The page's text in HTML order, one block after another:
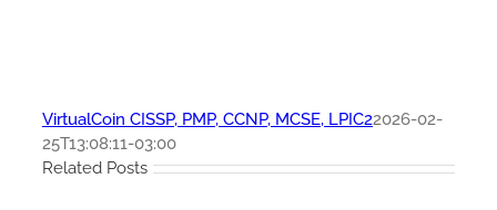
VirtualCoin CISSP, PMP, CCNP, MCSE, LPIC22026-02-
25T13:08:11-03:00
Related Posts